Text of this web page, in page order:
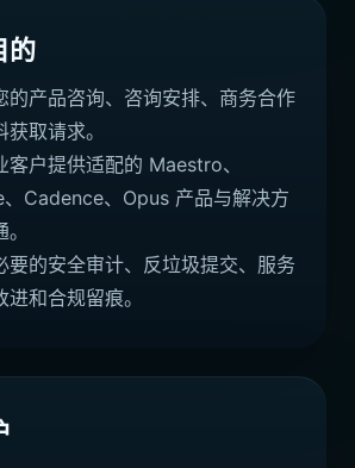
的
的产品咨询、咨询安排、商务合作
获取请求。
客户提供适配的 Maestro、
Cadence、Opus 产品与解决方
要的安全审计、反垃圾提交、服务
进和合规留痕。